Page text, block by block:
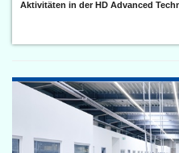
Aktivitäten in der HD Advanced